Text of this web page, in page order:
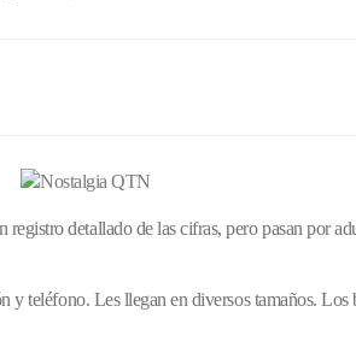
detallado de las cifras, pero pasan por
teléfono. Les llegan en diversos tamaños.